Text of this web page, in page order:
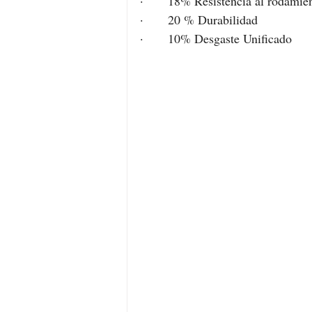
·      20 % Durabilidad
·      10% Desgaste Unificado